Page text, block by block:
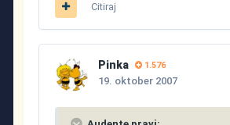
Citiraj
Pinka 1.576
19. oktober 2007